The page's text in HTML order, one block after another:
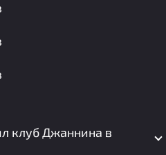
клуб Джаннина в